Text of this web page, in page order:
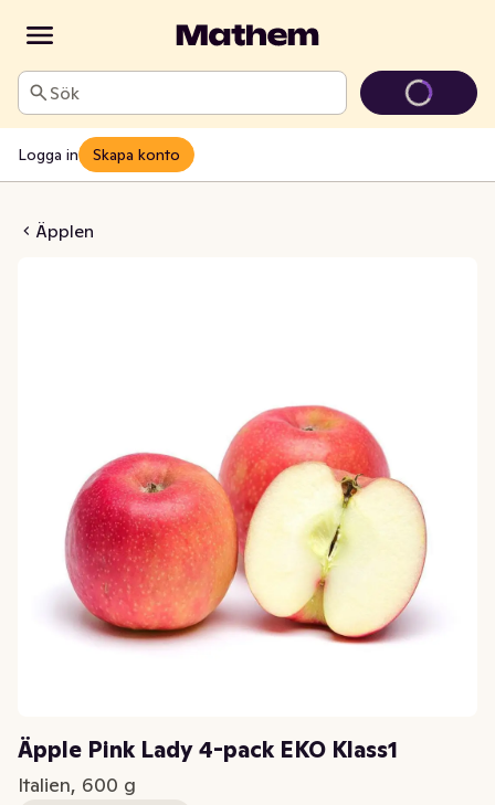
Sök
Logga in Skapa konto
Äpplen
4-pack EKO Klass1
Äpple Pink Lady 4-pack EKO Klass1
Italien, 600 g